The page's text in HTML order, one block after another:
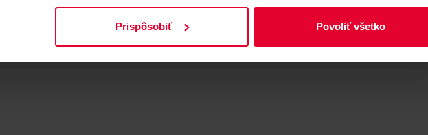
Prispôsobiť Povoliť všetko